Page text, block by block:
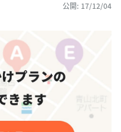
公開: 17/12/04